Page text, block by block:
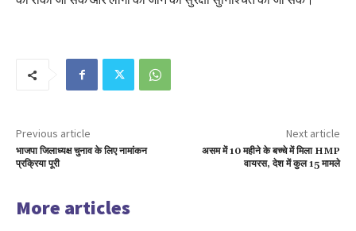
Previous article
भाजपा जिलाध्यक्ष चुनाव के लिए नामांकन
प्रक्रिया पूरी
Next article
असम में 10 महीने के बच्चे में मिला HMP
वायरस, देश में कुल 15 मामले
More articles